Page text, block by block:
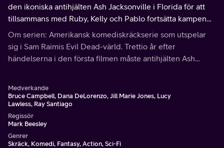
den ikoniska antihjälten Ash Jacksonville i Florida för att
tillsammans med Ruby, Kelly och Pablo fortsätta kampen
mot ondskan i Ash hemstad Elk Grove i Michigan.
Om serien: Amerikansk komediskräckserie som utspelar
sig i Sam Raimis Evil Dead-värld. Trettio år efter
händelserna i den första filmen måste antihjälten Ash
Medverkande
Bruce Campbell, Dana DeLorenzo, Jill Marie Jones, Lucy
Lawless, Ray Santiago
Regissör
Mark Beesley
Genrer
Skräck, Komedi, Fantasy, Action, Sci-Fi